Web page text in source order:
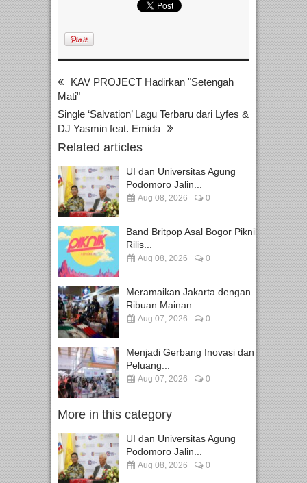
KAV PROJECT Hadirkan "Setengah
Mati"
Single ‘Salvation’ Lagu Terbaru dari Lyfes &
DJ Yasmin feat. Emida
Related articles
UI dan Universitas Agung
Podomoro Jalin...
Aug 08, 2026 0
Band Britpop Asal Bogor Piknik
Rilis...
Aug 08, 2026 0
Meramaikan Jakarta dengan
Ribuan Mainan...
Aug 07, 2026 0
Menjadi Gerbang Inovasi dan
Peluang...
Aug 07, 2026 0
More in this category
UI dan Universitas Agung
Podomoro Jalin...
Aug 08, 2026 0